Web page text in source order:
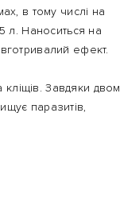
в тому числі на
л. Наноситься на
ефект.
Завдяки двом
паразитів,